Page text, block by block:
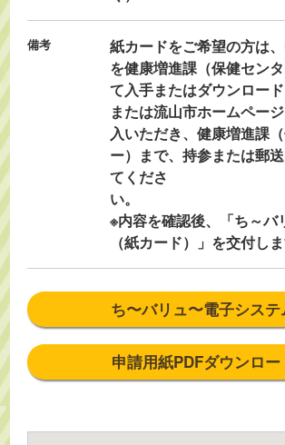
備考
紙カードをご希望の方は
を健康増進課（保健セン
て入手またはダウンロー
または流山市ホームペー
入いただき、健康増進課
ー）まで、持参または郵
てくださ
※内容を確認後、「ち～バ
（紙カード）」を交付しま
ち〜バリュ〜電子システ
申請用紙PDFダウンロー